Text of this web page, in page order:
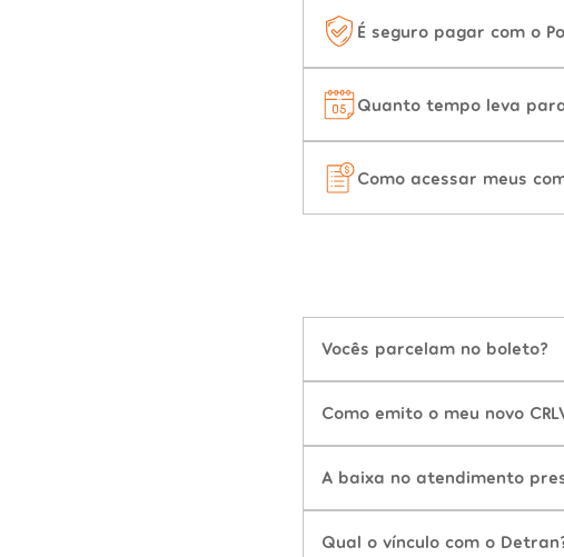
É seguro pagar com o
Quanto tempo leva
Como acessar meus
Vocês parcelam no boleto?
Como emito o meu novo
A baixa no atendimento
Qual o vínculo com o